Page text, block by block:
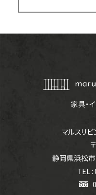
家具・
マルスリ
静岡県浜松
TEL :